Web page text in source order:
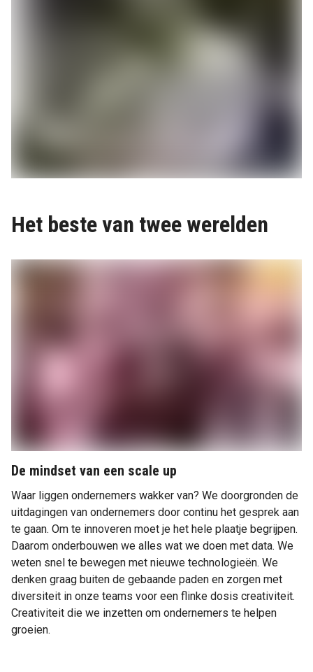
Het beste van twee werelden
De mindset van een scale up
Waar liggen ondernemers wakker van? We doorgronden de
uitdagingen van ondernemers door continu het gesprek aan
te gaan. Om te innoveren moet je het hele plaatje begrijpen.
Daarom onderbouwen we alles wat we doen met data. We
weten snel te bewegen met nieuwe technologieën. We
denken graag buiten de gebaande paden en zorgen met
diversiteit in onze teams voor een flinke dosis creativiteit.
Creativiteit die we inzetten om ondernemers te helpen
groeien.